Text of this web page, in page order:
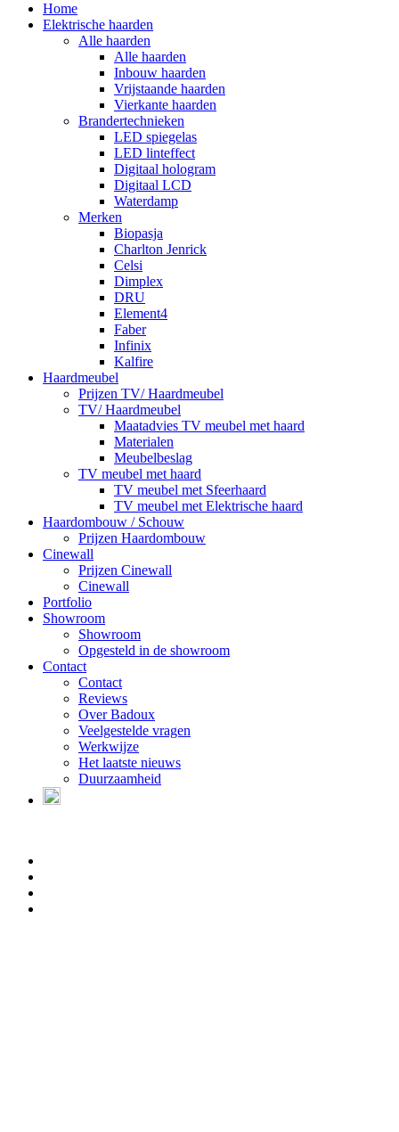
Home
Elektrische haarden
Alle haarden
Alle haarden
Inbouw haarden
Vrijstaande haarden
Vierkante haarden
Brandertechnieken
LED spiegelas
LED linteffect
Digitaal hologram
Digitaal LCD
Waterdamp
Merken
Biopasja
Charlton Jenrick
Celsi
Dimplex
DRU
Element4
Faber
Infinix
Kalfire
Haardmeubel
Prijzen TV/ Haardmeubel
TV/ Haardmeubel
Maatadvies TV meubel met haard
Materialen
Meubelbeslag
TV meubel met haard
TV meubel met Sfeerhaard
TV meubel met Elektrische haard
Haardombouw / Schouw
Prijzen Haardombouw
Cinewall
Prijzen Cinewall
Cinewall
Portfolio
Showroom
Showroom
Opgesteld in de showroom
Contact
Contact
Reviews
Over Badoux
Veelgestelde vragen
Werkwijze
Het laatste nieuws
Duurzaamheid